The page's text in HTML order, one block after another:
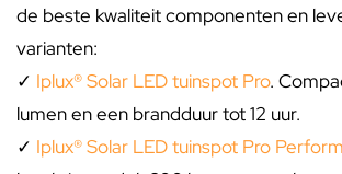
de beste kwaliteit componenten en
varianten:
✓ Iplux® Solar LED tuinspot Pro.
lumen en een brandduur tot 12 uur.
✓ Iplux® Solar LED tuinspot Pro